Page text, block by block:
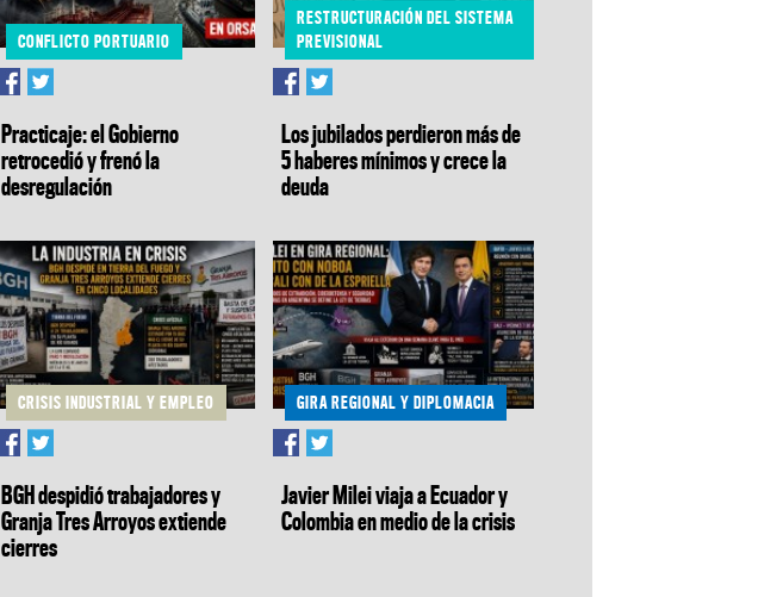
CONFLICTO PORTUARIO
Practicaje: el Gobierno
retrocedió y frenó la
desregulación
RESTRUCTURACIÓN DEL SISTEMA
PREVISIONAL
Los jubilados perdieron más de
5 haberes mínimos y crece la
deuda
CRISIS INDUSTRIAL Y EMPLEO
BGH despidió trabajadores y
Granja Tres Arroyos extiende
cierres
GIRA REGIONAL Y DIPLOMACIA
Javier Milei viaja a Ecuador y
Colombia en medio de la crisis